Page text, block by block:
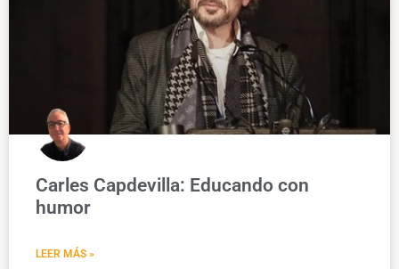
Carles Capdevilla: Educando con
humor
LEER MÁS »